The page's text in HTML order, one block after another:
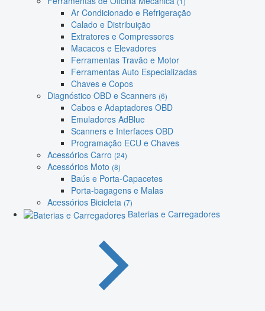
Ar Condicionado e Refrigeração
Calado e Distribuição
Extratores e Compressores
Macacos e Elevadores
Ferramentas Travão e Motor
Ferramentas Auto Especializadas
Chaves e Copos
Diagnóstico OBD e Scanners (6)
Cabos e Adaptadores OBD
Emuladores AdBlue
Scanners e Interfaces OBD
Programação ECU e Chaves
Acessórios Carro (24)
Acessórios Moto (8)
Baús e Porta-Capacetes
Porta-bagagens e Malas
Acessórios Bicicleta (7)
Baterias e Carregadores